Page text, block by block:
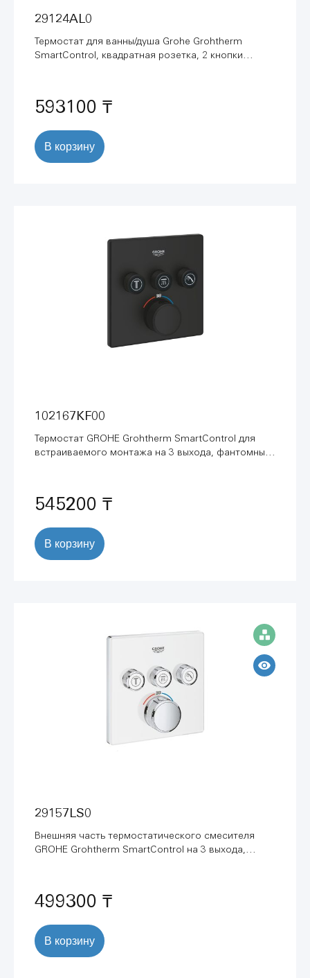
29124AL0
Термостат для ванны/душа Grohe Grohtherm
SmartControl, квадратная розетка, 2 кнопки
593100 ₸
В корзину
102167KF00
Термостат GROHE Grohtherm SmartControl для
встраиваемого монтажа на 3 выхода, фантомный
545200 ₸
В корзину
29157LS0
Внешняя часть термостатического смесителя
GROHE Grohtherm SmartControl на 3 выхода,
499300 ₸
В корзину